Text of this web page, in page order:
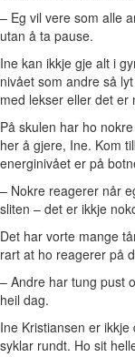
– Eg vil vere som alle
utan å ta pause.
Ine kan ikkje gje alt i
nivået som andre så
med lekser eller det
På skulen har ho
her å gjere, Ine. Kom
energinivået er på
– Nokre reagerer når
sliten – det er ikkje
Det har vorte mange
rart at ho reagerer på
– Andre har tung pust
heil dag.
Ine Kristiansen er
syklar rundt. Ho sit